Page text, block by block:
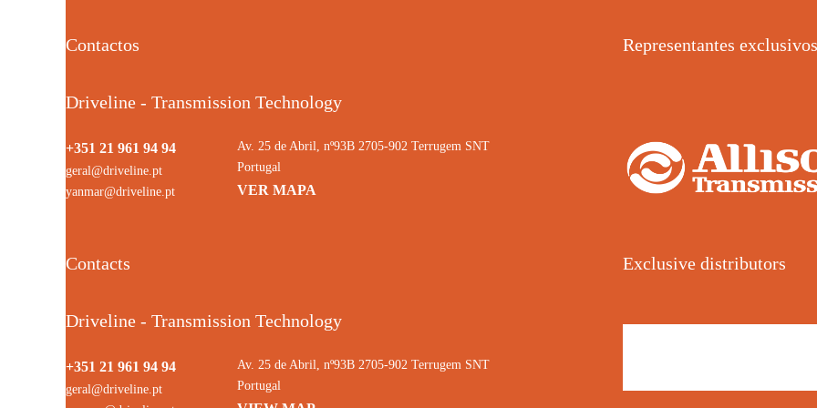
Contactos
Driveline - Transmission Technology
+351 21 961 94 94
geral@driveline.pt
yanmar@driveline.pt
Av. 25 de Abril, nº93B 2705-902 Terrugem SNT
Portugal
VER MAPA
Representantes exclusivos
Contacts
Driveline - Transmission Technology
+351 21 961 94 94
geral@driveline.pt
Av. 25 de Abril, nº93B 2705-902 Terrugem SNT
Portugal
Exclusive distributors